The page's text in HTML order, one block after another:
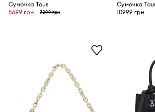
Сумочка Tous
5699 грн
7899 грн
10999 грн